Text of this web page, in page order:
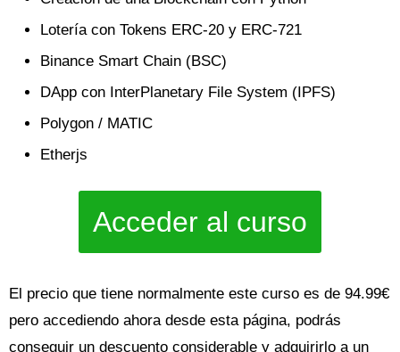
Lotería con Tokens ERC-20 y ERC-721
Binance Smart Chain (BSC)
DApp con InterPlanetary File System (IPFS)
Polygon / MATIC
Etherjs
Acceder al curso
El precio que tiene normalmente este curso es de 94.99€
pero accediendo ahora desde esta página, podrás
conseguir un descuento considerable y adquirirlo a un